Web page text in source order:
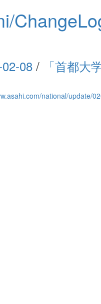
08 / 「首都
national/update/